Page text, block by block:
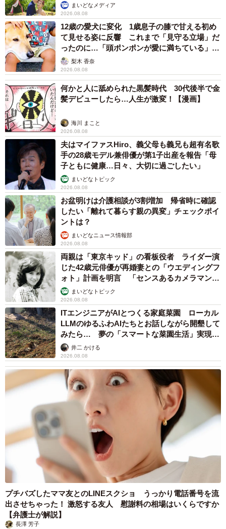
まいどなメディア
2026.08.08
12歳の愛犬に変化 1歳息子の膝で甘える初め
て見せる姿に反響 これまで「見守る立場」だ
ったのに…「頭ポンポンが愛に満ちている」
「尊…」
梨木 香奈
2026.08.08
何かと人に舐められた黒髪時代 30代後半で金
髪デビューしたら…人生が激変！【漫画】
海川 まこと
2026.08.08
夫はマイファスHiro、義父母も義兄も超有名歌
手の28歳モデル兼俳優が第1子出産を報告「母
子ともに健康…日々、大切に過ごしたい」
まいどなトピック
2026.08.08
お盆明けは介護相談が3割増加 帰省時に確認
したい「離れて暮らす親の異変」チェックポイ
ントは？
まいどなニュース情報部
2026.08.08
両親は「東京キッド」の看板役者 ライダー演
じた42歳元俳優が再婚妻との「ウエディングフ
ォト」計画を明言 「センスあるカメラマン求
む」まいどなトピック
2026.08.08
ITエンジニアがAIとつくる家庭菜園 ローカル
LLMのゆるふわAIたちとお話しながら開墾して
みたら… 夢の「スマートな菜園生活」実現な
るか井二 かける
2026.08.08
プチバズしたママ友とのLINEスクショ うっかり電話番号を流
出させちゃった！ 激怒する友人 慰謝料の相場はいくらですか
【弁護士が解説】
長澤 芳子